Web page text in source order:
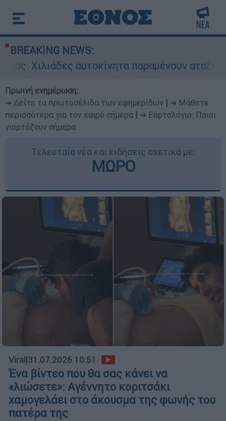
BREAKING NEWS:
αυτοκίνητα παραμένουν αταξινόμητα -
Πρωινή ενημέρωση:
➔ Δείτε τα πρωτοσέλιδα των εφημερίδων
➔ Μάθετε
περισσότερα για τον καιρό σήμερα
➔ Εορτολόγιο: Ποιοι
γιορτάζουν σήμερα
Τελευταία νέα και ειδήσεις σχετικά με:
ΜΩΡΟ
Viral |31.07.2026 10:51
Ένα βίντεο που θα σας κάνει να
«λιώσετε»: Αγέννητο κοριτσάκι
χαμογελάει στο άκουσμα της φωνής του
πατέρα της